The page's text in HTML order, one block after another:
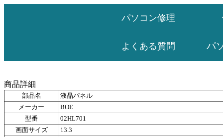
パソコン修理
よくある質問 パ
商品詳細
部品名
液晶パネル
メーカー
BOE
型番
02HL701
画面サイズ
13.3